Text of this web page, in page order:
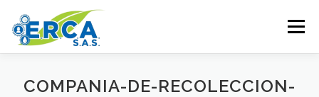
Menú
HOME PRODUCTOS SERVICIOS
COMPANIA-DE-RECOLECCION-